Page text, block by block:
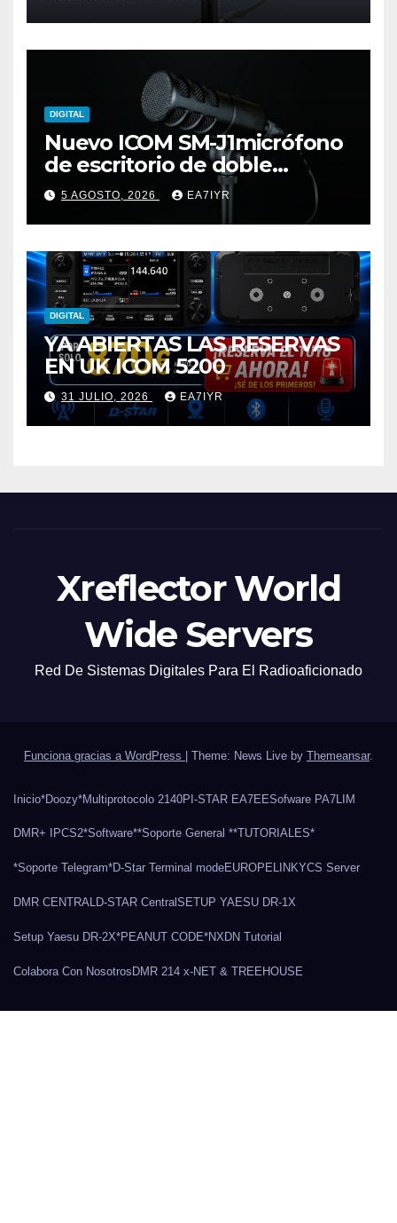
DIGITAL
Nuevo ICOM SM-J1micrófono
de escritorio de doble
elemento premium
5 AGOSTO, 2026 EA7IYR
DIGITAL
YA ABIERTAS LAS RESERVAS
EN UK ICOM 5200
31 JULIO, 2026 EA7IYR
Xreflector World
Wide Servers
Red De Sistemas Digitales Para El Radioaficionado
Funciona gracias a WordPress Theme: News Live by Themeansar.
Inicio*Doozy*Multiprotocolo 2140PI-STAR EA7EESofware PA7LIM
DMR+ IPCS2*Software**Soporte General **TUTORIALES*
*Soporte Telegram*D-Star Terminal modeEUROPELINKYCS Server
DMR CENTRAL D-STAR Central SETUP YAESU DR-1X
Setup Yaesu DR-2X*PEANUT CODE*NXDN Tutorial
Colabora Con NosotrosDMR 214 x-NET & TREEHOUSE